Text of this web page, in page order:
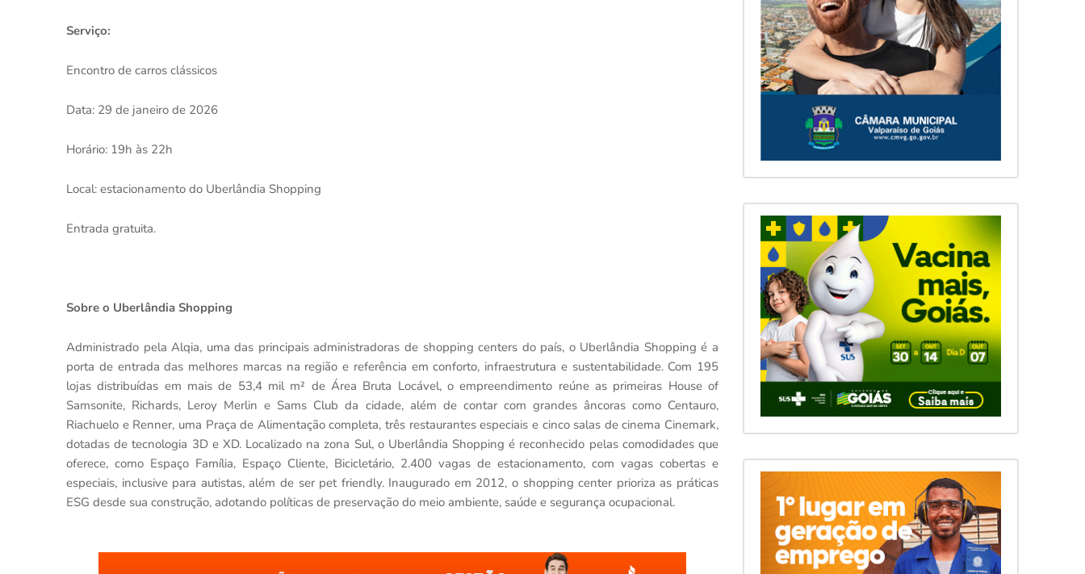
Serviço:
Encontro de carros clássicos
Data: 29 de janeiro de 2026
Horário: 19h às 22h
Local: estacionamento do Uberlândia Shopping
Entrada gratuita.
Sobre o Uberlândia Shopping
Administrado pela Alqia, uma das principais administradoras de shopping centers do país, o Uberlândia Shopping é a
porta de entrada das melhores marcas na região e referência em conforto, infraestrutura e sustentabilidade. Com 195
lojas distribuídas em mais de 53,4 mil m² de Área Bruta Locável, o empreendimento reúne as primeiras House of
Samsonite, Richards, Leroy Merlin e Sams Club da cidade, além de contar com grandes âncoras como Centauro,
Riachuelo e Renner, uma Praça de Alimentação completa, três restaurantes especiais e cinco salas de cinema Cinemark,
dotadas de tecnologia 3D e XD. Localizado na zona Sul, o Uberlândia Shopping é reconhecido pelas comodidades que
oferece, como Espaço Família, Espaço Cliente, Bicicletário, 2.400 vagas de estacionamento, com vagas cobertas e
especiais, inclusive para autistas, além de ser pet friendly. Inaugurado em 2012, o shopping center prioriza as práticas
ESG desde sua construção, adotando políticas de preservação do meio ambiente, saúde e segurança ocupacional.